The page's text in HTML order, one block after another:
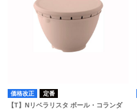
価格改正 定番
【T】Nリベラリスタ ボール・コランダ